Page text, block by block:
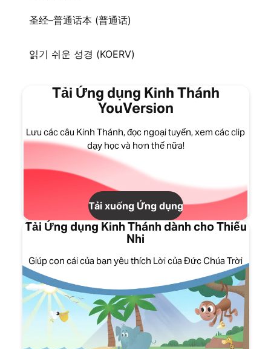
圣经–普通话本 (普通话)
읽기 쉬운 성경 (KOERV)
Tải Ứng dụng Kinh Thánh
YouVersion
Lưu các câu Kinh Thánh, đọc ngoại tuyến, xem các clip
dạy học và hơn thế nữa!
Tải xuống Ứng dụng
Tải Ứng dụng Kinh Thánh dành cho Thiếu
Nhi
Giúp con cái của bạn yêu thích Lời của Đức Chúa Trời